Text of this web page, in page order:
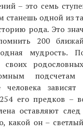
– это семь
станешь одной из
рода. Это
200
мудрость.
своих
подсчетам
человека
его предков –
оставляют
какой он –